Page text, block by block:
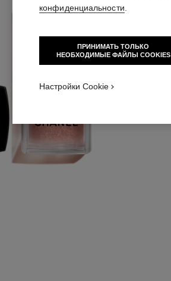
конфиденциальности
ПРИНИМАТЬ ТОЛЬКО
НЕОБХОДИМЫЕ ФАЙЛЫ COOKIES
Настройки Cookie